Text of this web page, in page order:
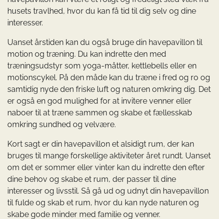
husets travlhed, hvor du kan få tid til dig selv og dine
interesser.
Uanset årstiden kan du også bruge din havepavillon til
motion og træning. Du kan indrette den med
træningsudstyr som yoga-måtter, kettlebells eller en
motionscykel. På den måde kan du træne i fred og ro og
samtidig nyde den friske luft og naturen omkring dig. Det
er også en god mulighed for at invitere venner eller
naboer til at træne sammen og skabe et fællesskab
omkring sundhed og velvære.
Kort sagt er din havepavillon et alsidigt rum, der kan
bruges til mange forskellige aktiviteter året rundt. Uanset
om det er sommer eller vinter kan du indrette den efter
dine behov og skabe et rum, der passer til dine
interesser og livsstil. Så gå ud og udnyt din havepavillon
til fulde og skab et rum, hvor du kan nyde naturen og
skabe gode minder med familie og venner.